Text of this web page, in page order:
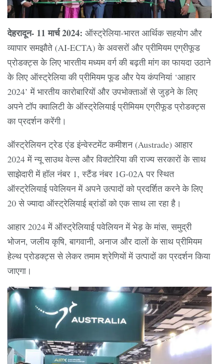
देहरादून- 11 मार्च 2024: ऑस्ट्रेलिया-भारत आर्थिक सहयोग और
व्यापार समझौते (AI-ECTA) के अवसरों और प्रीमियम एग्रीफूड
प्रोडक्ट्स के लिए भारतीय मध्यम वर्ग की बढ़ती मांग का फायदा उठाने
के लिए ऑस्ट्रेलिया की प्रीमियम फूड और पेय कंपनियां ‘आहार
2024’ में भारतीय कारोबारियों और उपभोक्ताओं से जुड़ने के लिए
अपने टॉप क्वालिटी के ऑस्ट्रेलियाई प्रीमियम एग्रीफूड प्रोडक्ट्स
का प्रदर्शन करेंगी।
ऑस्ट्रेलियन ट्रेड एंड इंन्वेस्टमेंट कमीशन (Austrade) आहार
2024 में न्यू साउथ वेल्स और विक्टोरिया की राज्य सरकारों के साथ
साझेदारी में हॉल नंबर 1, स्टैंड नंबर 1G-02A पर स्थित
ऑस्ट्रेलियाई पवेलियन में अपने उत्पादों को प्रदर्शित करने के लिए
20 से ज्यादा ऑस्ट्रेलियाई ब्रांडों को एक साथ ला रहा है।
आहार 2024 में ऑस्ट्रेलियाई पवेलियन में भेड़ के मांस, समुद्री
भोजन, जलीय कृषि, बागवानी, अनाज और दालों के साथ प्रीमियम
हेल्थ प्रोडक्ट्स से लेकर तमाम श्रेणियों में उत्पादों का प्रदर्शन किया
जाएगा।